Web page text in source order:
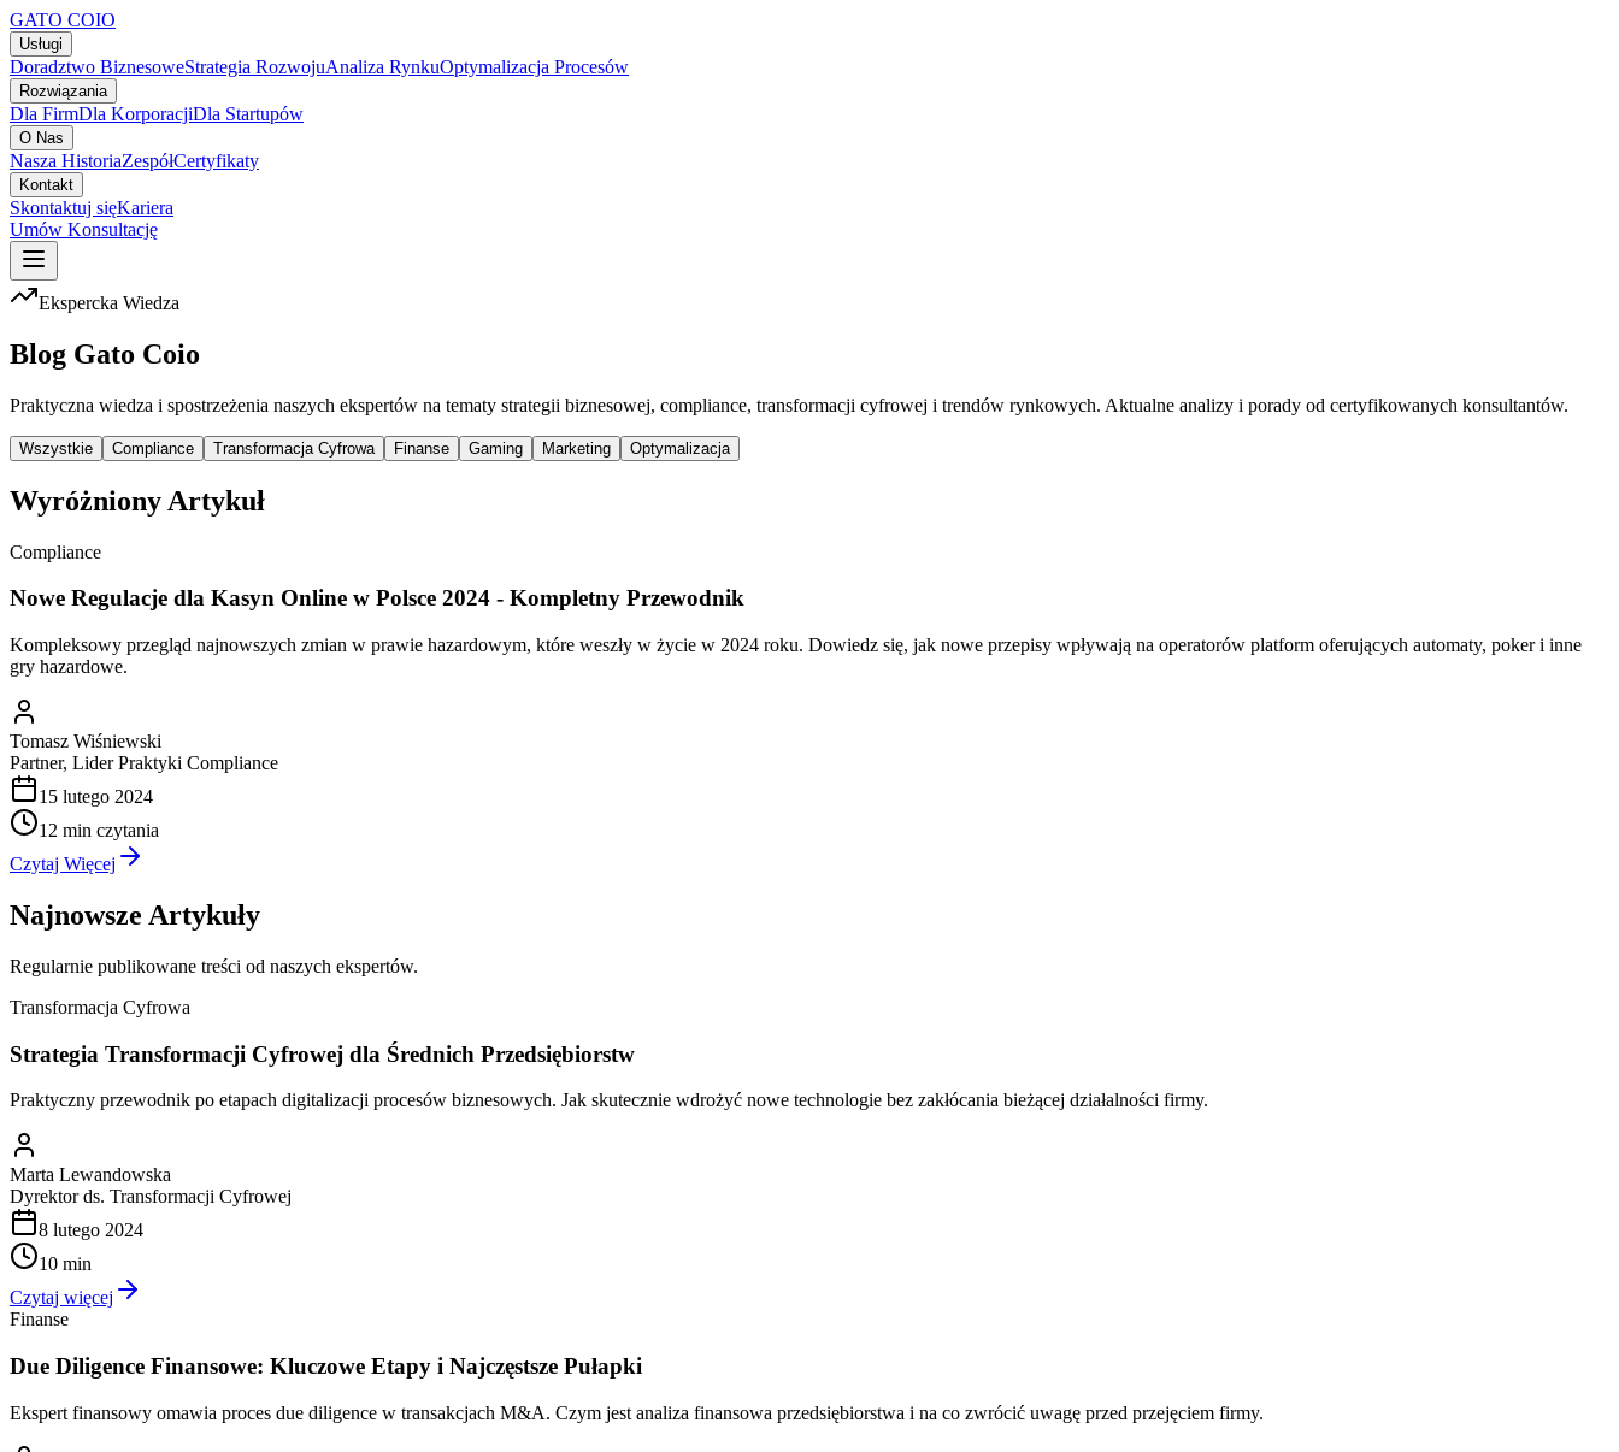
GATO COIO
Usługi
Doradztwo BiznesoweStrategia RozwojuAnaliza RynkuOptymalizacja Procesów
Rozwiązania
Dla FirmDla KorporacjiDla Startupów
O Nas
Nasza HistoriaZespółCertyfikaty
Kontakt
Skontaktuj sięKariera
Umów Konsultację
Ekspercka Wiedza
Blog Gato Coio
Praktyczna wiedza i spostrzeżenia naszych ekspertów na tematy strategii biznesowej, compliance, transformacji cyfrowej i trendów rynkowych. Aktualne analizy i porady od certyfikowanych konsultantów.
Wszystkie Compliance Transformacja Cyfrowa Finanse Gaming Marketing Optymalizacja
Wyróżniony Artykuł
Compliance
Nowe Regulacje dla Kasyn Online w Polsce 2024 - Kompletny Przewodnik
Kompleksowy przegląd najnowszych zmian w prawie hazardowym, które weszły w życie w 2024 roku. Dowiedz się, jak nowe przepisy wpływają na operatorów platform oferujących automaty, poker i inne
gry hazardowe.
Tomasz Wiśniewski
Partner, Lider Praktyki Compliance
15 lutego 2024
12 min czytania
Czytaj Więcej
Najnowsze Artykuły
Regularnie publikowane treści od naszych ekspertów.
Transformacja Cyfrowa
Strategia Transformacji Cyfrowej dla Średnich Przedsiębiorstw
Praktyczny przewodnik po etapach digitalizacji procesów biznesowych. Jak skutecznie wdrożyć nowe technologie bez zakłócania bieżącej działalności firmy.
Marta Lewandowska
Dyrektor ds. Transformacji Cyfrowej
8 lutego 2024
10 min
Czytaj więcej
Finanse
Due Diligence Finansowe: Kluczowe Etapy i Najczęstsze Pułapki
Ekspert finansowy omawia proces due diligence w transakcjach M&A. Czym jest analiza finansowa przedsiębiorstwa i na co zwrócić uwagę przed przejęciem firmy.